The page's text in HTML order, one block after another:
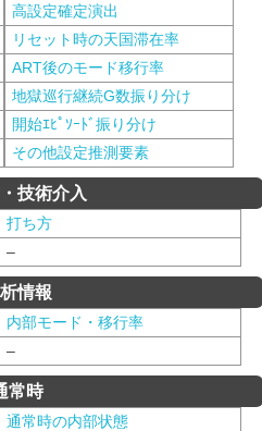
高設定確定演出
リセット時の天国滞在率
ART後のモード移行率
地獄巡行継続G数振り分け
開始ｴﾋﾟｿｰﾄﾞ振り分け
その他設定推測要素
技術介入
打ち方
–
情報
内部モード・移行率
–
常時
通常時の内部状態